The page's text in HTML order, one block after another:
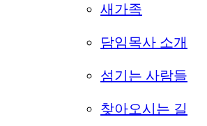
새가족
담임목사 소개
섬기는 사람들
찾아오시는 길